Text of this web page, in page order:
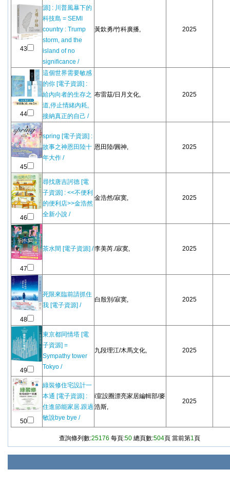
43
源] : 川普風暴下的
科技島 = SEMI
country : Trump
storm, and the
island of no
significance /
黃欽勇/竹科廣播, 2025
44
這個世界需要敏感
的你 [電子資源] :
給內向者的生存之
道,停止情緒內耗,
接納真正的自己 /
布雷茲/日月文化, 2025
45
spring [電子資源] :
故事之神恩田陸十
年大作 /
恩田陸/圓神, 2025
46
尋找唐吉訶德 [電
子資源] : <<不便利
的便利店>>金浩然
全新小說 /
金浩然/寂寞, 2025
47
茶水間 [電子資源] /李美芮./寂寞, 2025
48
死限來臨前請抓住
我 [電子資源] /
白殷別/寂寞, 2025
49
東京都同情塔 [電
子資源] =
Sympathy tower
Tokyo /
九段理江/木馬文化, 2025
50
綠裝修住宅設計一
本通 [電子資源] :
住進節能家居.跟過
敏說bye bye /
i室設圈漂亮家居編輯部/麥
浩斯,
2025
查詢條列數:25176 每頁:50 總頁數:504頁 當前第1頁